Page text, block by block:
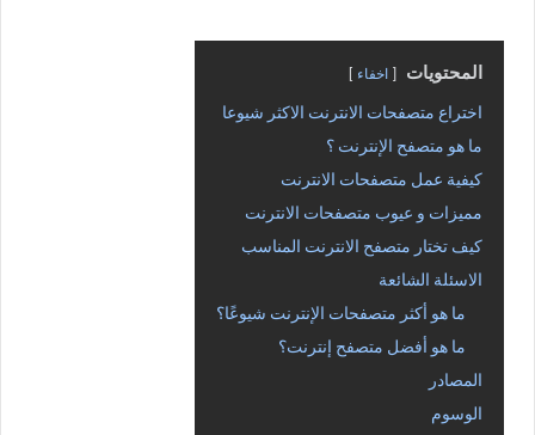
المحتويات اخفاء
اختراع متصفحات الانترنت الاكثر شيوعا
ما هو متصفح الإنترنت ؟
كيفية عمل متصفحات الانترنت
مميزات و عيوب متصفحات الانترنت
كيف تختار متصفح الانترنت المناسب
الاسئلة الشائعة
ما هو أكثر متصفحات الإنترنت شيوعًا؟
ما هو أفضل متصفح إنترنت؟
المصادر
الوسوم